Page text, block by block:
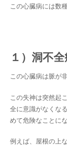
この心臓病には数
１）洞不
この心臓病は脈が
この失神は突然起
全に意識がなくな
めて危険なことにな
例えば、屋根の上